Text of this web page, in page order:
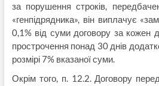
за порушення строків,
«генпідрядника», він виплачує
0,1% від суми договору за кожен
прострочення понад 30 днів
розмірі 7% вказаної суми.
Окрім того, п. 12.2. Договору